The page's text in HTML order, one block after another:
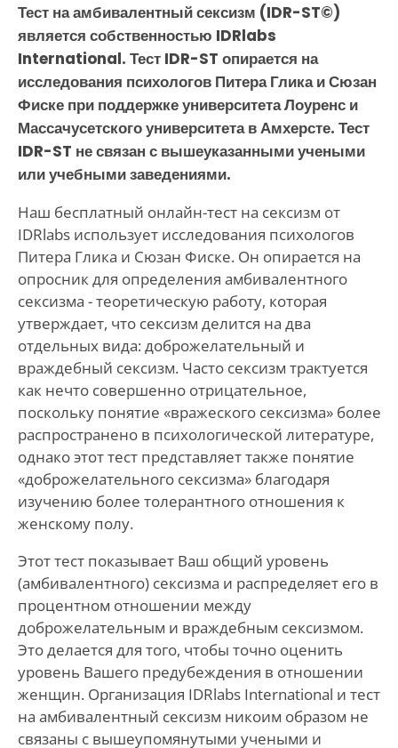
Тест на амбивалентный сексизм (IDR-ST©)
является собственностью IDRlabs
International. Тест IDR-ST опирается на
исследования психологов Питера Глика и Сюзан
Фиске при поддержке университета Лоуренс и
Массачусетского университета в Амхерсте. Тест
IDR-ST не связан с вышеуказанными учеными
или учебными заведениями.
Наш бесплатный онлайн-тест на сексизм от
IDRlabs использует исследования психологов
Питера Глика и Сюзан Фиске. Он опирается на
опросник для определения амбивалентного
сексизма - теоретическую работу, которая
утверждает, что сексизм делится на два
отдельных вида: доброжелательный и
враждебный сексизм. Часто сексизм трактуется
как нечто совершенно отрицательное,
поскольку понятие «вражеского сексизма» более
распространено в психологической литературе,
однако этот тест представляет также понятие
«доброжелательного сексизма» благодаря
изучению более толерантного отношения к
женскому полу.
Этот тест показывает Ваш общий уровень
(амбивалентного) сексизма и распределяет его в
процентном отношении между
доброжелательным и враждебным сексизмом.
Это делается для того, чтобы точно оценить
уровень Вашего предубеждения в отношении
женщин. Организация IDRlabs International и тест
на амбивалентный сексизм никоим образом не
связаны с вышеупомянутыми учеными и